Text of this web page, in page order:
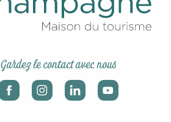
Gardez le contact avec nous